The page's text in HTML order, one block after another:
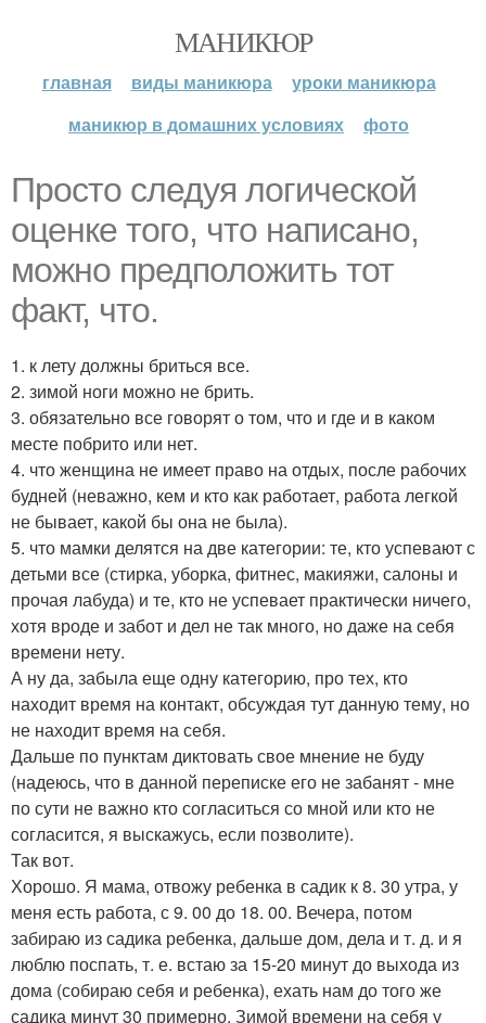
МАНИКЮР
главная виды маникюра
уроки маникюра
маникюр в домашних условиях
фото
Просто следуя логической
оценке того, что написано,
можно предположить тот
факт, что.
1. к лету должны бриться все.
2. зимой ноги можно не брить.
3. обязательно все говорят о том, что и где и в каком
месте побрито или нет.
4. что женщина не имеет право на отдых, после рабочих
будней (неважно, кем и кто как работает, работа легкой
не бывает, какой бы она не была).
5. что мамки делятся на две категории: те, кто успевают с
детьми все (стирка, уборка, фитнес, макияжи, салоны и
прочая лабуда) и те, кто не успевает практически ничего,
хотя вроде и забот и дел не так много, но даже на себя
времени нету.
А ну да, забыла еще одну категорию, про тех, кто
находит время на контакт, обсуждая тут данную тему, но
не находит время на себя.
Дальше по пунктам диктовать свое мнение не буду
(надеюсь, что в данной переписке его не забанят - мне
по сути не важно кто согласиться со мной или кто не
согласится, я выскажусь, если позволите).
Так вот.
Хорошо. Я мама, отвожу ребенка в садик к 8. 30 утра, у
меня есть работа, с 9. 00 до 18. 00. Вечера, потом
забираю из садика ребенка, дальше дом, дела и т. д. и я
люблю поспать, т. е. встаю за 15-20 минут до выхода из
дома (собираю себя и ребенка), ехать нам до того же
садика минут 30 примерно. Зимой времени на себя у